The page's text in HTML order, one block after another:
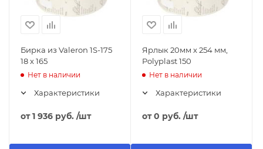
Бирка из Valeron 1S-175
18 х 165
Нет в наличии
Характеристики
от1 936 руб. /шт
Ярлык 20мм х 254 мм,
Polyplast 150
Нет в наличии
Характеристики
от0 руб. /шт